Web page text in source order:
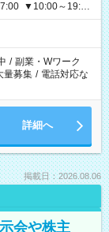
▼10:00～19:00
/ 副業・Wワーク
量募集 / 電話対応な
詳細へ
掲載日：2026.08.06
会や株主